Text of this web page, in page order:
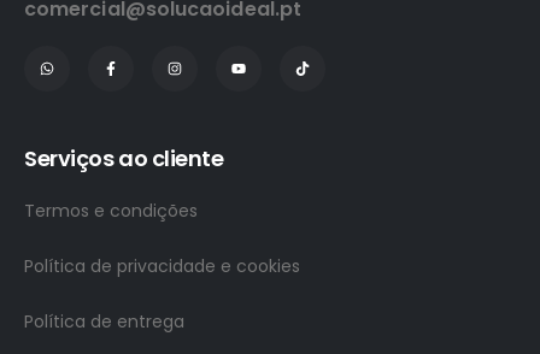
comercial@solucaoideal.pt
Serviços ao cliente
Termos e condições
Política de privacidade e cookies
Política de entrega